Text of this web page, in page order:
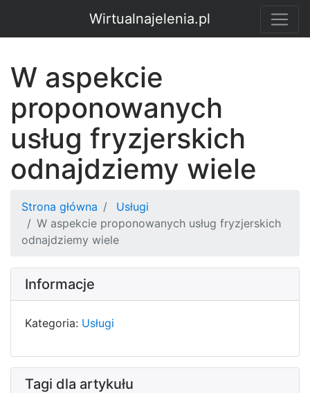
Wirtualnajelenia.pl
W aspekcie
proponowanych
usług fryzjerskich
odnajdziemy wiele
Strona główna
Usługi
W aspekcie proponowanych usług fryzjerskich
odnajdziemy wiele
Informacje
Kategoria: Usługi
Tagi dla artykułu